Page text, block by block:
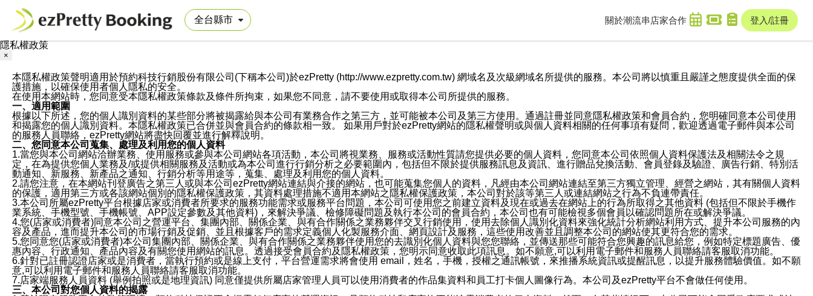
關於潮流串 店家合作 登入/註冊
隱私權政策
×
本隱私權政策聲明適用於預約科技行銷股份有限公司(下稱本公司)於ezPretty (http://www.ezpretty.com.tw) 網域名及次級網域名所提供的服務。本公司將以慎重且嚴謹之態度提供全面的保
護措施，以確保使用者個人隱私的安全。
在使用本網站時，您同意受本隱私權政策條款及條件所拘束，如果您不同意，請不要使用或取得本公司所提供的服務。
一、適用範圍
根據以下所述，您的個人識別資料的某些部分將被揭露給與本公司有業務合作之第三方，並可能被本公司及第三方使用。通過註冊並同意隱私權政策和會員合約，您明確同意本公司使用
和揭露您的個人識別資料。本隱私權政策已合併並與會員合約的條款相一致。 如果用戶對於ezPretty網站的隱私權聲明或與個人資料相關的任何事項有疑問，歡迎透過電子郵件與本公司
的服務人員聯絡，ezPretty網站將盡快回覆並進行解釋說明。
二、您同意本公司蒐集、處理及利用您的個人資料
1.當您與本公司網站洽辦業務、使用服務或參與本公司網站各項活動，本公司將視業務、服務或活動性質請您提供必要的個人資料，您同意本公司依照個人資料保護法及相關法令之規
定，在為提供您個人業務及/或提供相關服務及活動或為本公司進行行銷分析之必要範圍內，包括但不限於提供服務訊息及資訊、進行贈品兌換活動、會員登錄及驗證、廣告行銷、特別活
動通知、新服務、新產品之通知、行銷分析等用途等，蒐集、處理及利用您的個人資料。
2.請您注意，在本網站刊登廣告之第三人或與本公司ezPretty網站連結與介接的網站，也可能蒐集您個人的資料，凡經由本公司網站連結至第三方獨立管理、經營之網站，其有關個人資料
的保護，適用第三方或各該網站個別的隱私權保護政策，其資料處理措施不適用本網站之隱私權保護政策，本公司對於該等第三人或連結網站之行為不負連帶責任。
3.本公司所屬ezPretty平台根據店家或消費者所要求的服務功能需求或服務平台問題，本公司可使用您之前建立資料及現在或過去在網站上的行為所取得之其他資料 (包括但不限於手機作
業系統、手機型號、手機帳號、APP設定參數及其他資料)，來解決爭議、檢修障礙問題及執行本公司的會員合約，本公司也有可能檢視多個會員以確認問題所在或解決爭議。
4.您(店家或消費者)同意本公司之營運平台、集團內部、關係企業、與有合作關係之業務夥伴交叉行銷使用，使用去除個人識別化資料來強化統計分析網站利用方式、提升本公司服務的內
容及產品，進而提升本公司的市場行銷及促銷、並且根據客戶的需求定義個人化製服務介面、網頁設計及服務，這些使用改善並且調整本公司的網站使其更符合您的需求。
5.您同意您(店家或消費者)本公司集團內部、關係企業、與有合作關係之業務夥伴使用您的去識別化個人資料與您您聯絡，並傳送那些可能符合您興趣的訊息給您，例如特定標題廣告、優
惠內容、行政通知、產品內容及有關您使用網站的訊息。透過接受會員合約及隱私權政策，您明示同意收取此項訊息。如不願意,可以利用電子郵件和服務人員聯絡請客服取消功能。
6.針對已註冊認證店家或是消費者，當執行預約或是線上支付，平台營運需求將會使用 email，姓名，手機，授權之通訊帳號，來推播系統資訊或提醒訊息，以提升服務體驗價值。如不願
意,可以利用電子郵件和服務人員聯絡請客服取消功能。
7.店家端服務人員資料 (舉例拍照或是地理資訊) 同意僅提供所屬店家管理人員可以使用消費者的作品集資料和員工打卡個人圖像行為。本公司及ezPretty平台不會做任何使用。
三、本公司對您個人資料的揭露